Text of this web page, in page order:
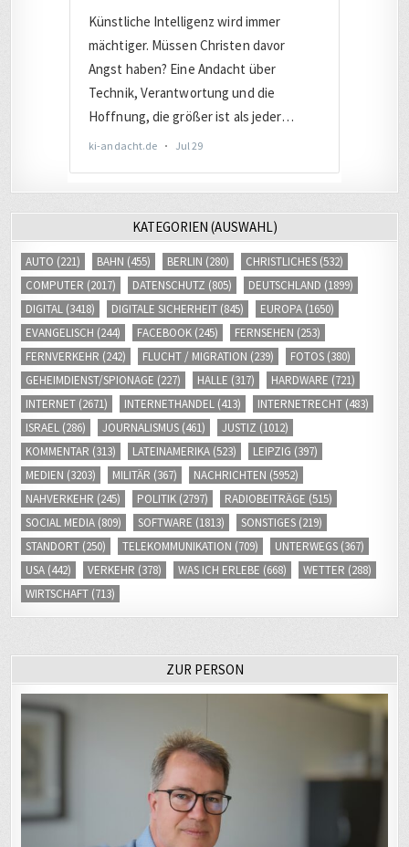
KATEGORIEN (AUSWAHL)
AUTO (221) BAHN (455) BERLIN (280) CHRISTLICHES (532)
COMPUTER (2017) DATENSCHUTZ (805) DEUTSCHLAND (1899)
DIGITAL (3418) DIGITALE SICHERHEIT (845) EUROPA (1650)
EVANGELISCH (244) FACEBOOK (245) FERNSEHEN (253)
FERNVERKEHR (242) FLUCHT / MIGRATION (239) FOTOS (380)
GEHEIMDIENST/SPIONAGE (227) HALLE (317) HARDWARE (721)
INTERNET (2671) INTERNETHANDEL (413) INTERNETRECHT (483)
ISRAEL (286) JOURNALISMUS (461) JUSTIZ (1012)
KOMMENTAR (313) LATEINAMERIKA (523) LEIPZIG (397)
MEDIEN (3203) MILITÄR (367) NACHRICHTEN (5952)
NAHVERKEHR (245) POLITIK (2797) RADIOBEITRÄGE (515)
SOCIAL MEDIA (809) SOFTWARE (1813) SONSTIGES (219)
STANDORT (250) TELEKOMMUNIKATION (709) UNTERWEGS (367)
USA (442) VERKEHR (378) WAS ICH ERLEBE (668) WETTER (288)
WIRTSCHAFT (713)
ZUR PERSON